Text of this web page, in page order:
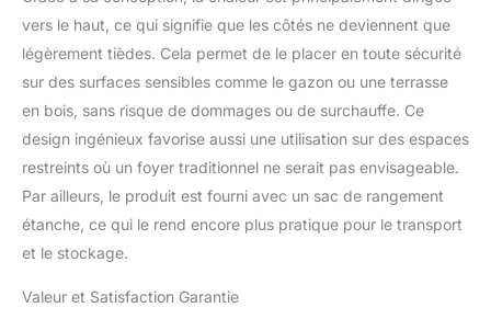
vers le haut, ce qui signifie que les côtés ne deviennent que
légèrement tièdes. Cela permet de le placer en toute sécurité
sur des surfaces sensibles comme le gazon ou une terrasse
en bois, sans risque de dommages ou de surchauffe. Ce
design ingénieux favorise aussi une utilisation sur des espaces
restreints où un foyer traditionnel ne serait pas envisageable.
Par ailleurs, le produit est fourni avec un sac de rangement
étanche, ce qui le rend encore plus pratique pour le transport
et le stockage.
Valeur et Satisfaction Garantie